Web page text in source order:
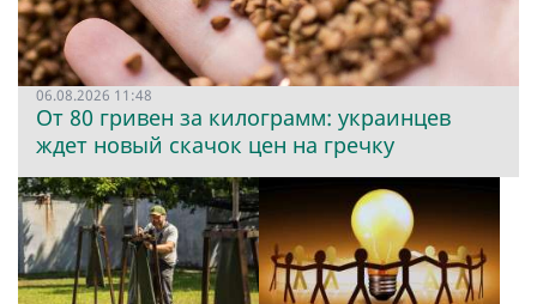
06.08.2026 11:48
От 80 гривен за килограмм: украинцев
ждет новый скачок цен на гречку